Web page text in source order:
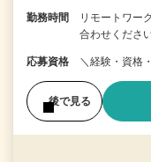
勤務時間
リモートワー
合わせくださ
応募資格 ＼経験・資格
後で見る